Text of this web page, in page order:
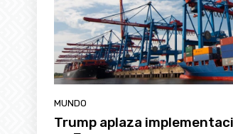
MUNDO
Trump aplaza